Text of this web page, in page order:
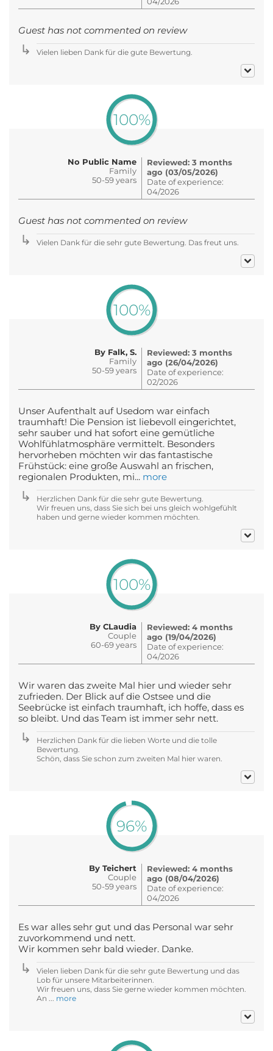
Guest has not commented on review
Vielen lieben Dank für die gute Bewertung.
100%
No Public Name
Family
50-59 years
Reviewed: 3 months
ago (03/05/2026)
Date of experience:
04/2026
Guest has not commented on review
Vielen Dank für die sehr gute Bewertung. Das freut uns.
100%
By Falk, S.
Family
50-59 years
Reviewed: 3 months
ago (26/04/2026)
Date of experience:
02/2026
Unser Aufenthalt auf Usedom war einfach
traumhaft! Die Pension ist liebevoll eingerichtet,
sehr sauber und hat sofort eine gemütliche
Wohlfühlatmosphäre vermittelt. Besonders
hervorheben möchten wir das fantastische
Frühstück: eine große Auswahl an frischen,
regionalen Produkten, mi... more
Herzlichen Dank für die sehr gute Bewertung.
Wir freuen uns, dass Sie sich bei uns gleich wohlgefühlt
haben und gerne wieder kommen möchten.
100%
By CLaudia
Couple
60-69 years
Reviewed: 4 months
ago (19/04/2026)
Date of experience:
04/2026
Wir waren das zweite Mal hier und wieder sehr
zufrieden. Der Blick auf die Ostsee und die
Seebrücke ist einfach traumhaft, ich hoffe, dass es
so bleibt. Und das Team ist immer sehr nett.
Herzlichen Dank für die lieben Worte und die tolle
Bewertung.
Schön, dass Sie schon zum zweiten Mal hier waren.
96%
By Teichert
Couple
50-59 years
Reviewed: 4 months
ago (08/04/2026)
Date of experience:
04/2026
Es war alles sehr gut und das Personal war sehr
zuvorkommend und nett.
Wir kommen sehr bald wieder. Danke.
Vielen lieben Dank für die sehr gute Bewertung und das
Lob für unsere Mitarbeiterinnen.
Wir freuen uns, dass Sie gerne wieder kommen möchten.
An ... more